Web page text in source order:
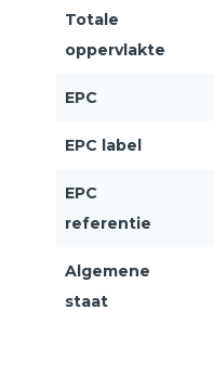
Totale
oppervlakte
EPC
EPC label
EPC
referentie
Algemene
staat